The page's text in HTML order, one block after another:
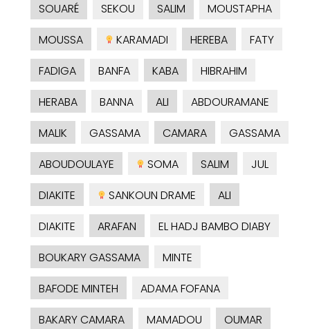
SOUARÉ
SEKOU SALIM
MOUSTAPHA
MOUSSA
KARAMADI HEREBA
FATY
FADIGA
BANFA KABA
HIBRAHIM
HERABA
BANNA ALI
ABDOURAMANE
MALIK
GASSAMA CAMARA
GASSAMA
ABOUDOULAYE
SOMA SALIM
JUL
DIAKITE
SANKOUN DRAME
ALI
DIAKITE
ARAFAN
EL HADJ BAMBO DIABY
BOUKARY GASSAMA
MINTE
BAFODE MINTEH
ADAMA FOFANA
BAKARY CAMARA
MAMADOU
OUMAR